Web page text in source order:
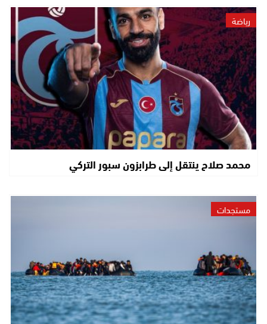
رياضة
محمد صلاح ينتقل إلى طرابزون سبور التركي
مستجدات